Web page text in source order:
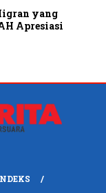
yang
Apresiasi